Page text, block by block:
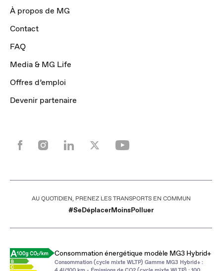
À propos de MG
Contact
FAQ
Media & MG Life
Offres d’emploi
Devenir partenaire
AU QUOTIDIEN, PRENEZ LES TRANSPORTS EN COMMUN
#SeDéplacerMoinsPolluer
Consommation énergétique modèle MG3 Hybrid+
Consommation (cycle mixte WLTP) Gamme MG3 Hybrid+ :